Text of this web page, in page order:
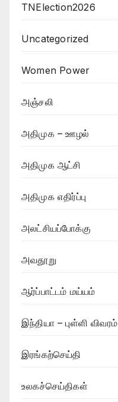
TNElection2026
Uncategorized
Women Power
அஞ்சலி
அதிமுக – ஊழல்
அதிமுக ஆட்சி
அதிமுக எதிர்ப்பு
அலட்சியப்போக்கு
அவதூறு
ஆர்ப்பாட்டம் மய்யம்
இந்தியா – புள்ளி விவரம்
இரங்கற்செய்தி
உலகச்செய்திகள்